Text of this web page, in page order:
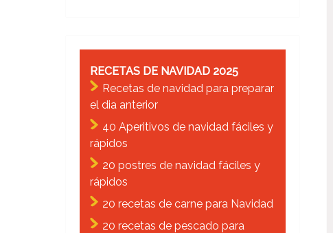
RECETAS DE NAVIDAD 2025
Recetas de navidad para preparar
el dia anterior
40 Aperitivos de navidad fáciles y
rápidos
20 postres de navidad fáciles y
rápidos
20 recetas de carne para Navidad
20 recetas de pescado para